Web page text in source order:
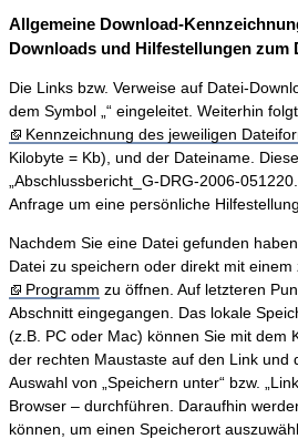
Allgemeine Download-
Downloads und Hilfestellungen zum
Die Links bzw. Verweise auf Datei-
dem Symbol „“ eingeleitet. Weiterhin
Kennzeichnung des jeweiligen
Kilobyte = Kb), und der Dateiname.
„Abschlussbericht_G-DRG-2006-
Anfrage um eine persönliche
Nachdem Sie eine Datei gefunden
Datei zu speichern oder direkt mit einem
Programm zu öffnen. Auf letzteren
Abschnitt eingegangen. Das lokale
(z.B. PC oder Mac) können Sie mit dem
der rechten Maustaste auf den Link und
Auswahl von „Speichern unter“ bzw.
Browser – durchführen. Daraufhin
können, um einen Speicherort